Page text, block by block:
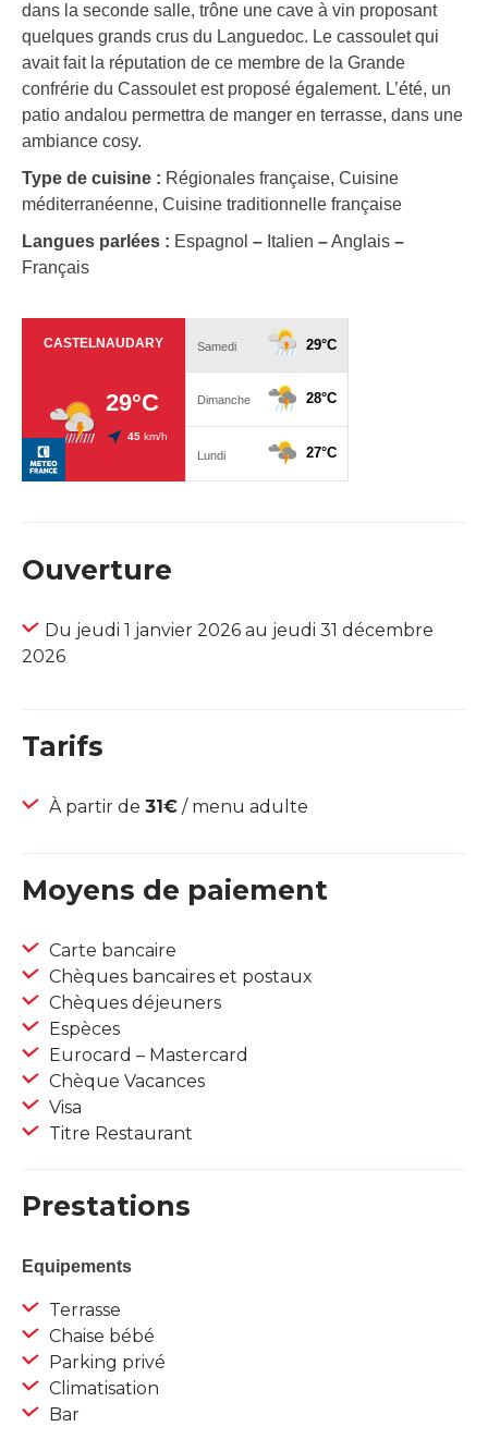
dans la seconde salle, trône une cave à vin proposant
quelques grands crus du Languedoc. Le cassoulet qui
avait fait la réputation de ce membre de la Grande
confrérie du Cassoulet est proposé également. L’été, un
patio andalou permettra de manger en terrasse, dans une
ambiance cosy.
Type de cuisine : Régionales française, Cuisine
méditerranéenne, Cuisine traditionnelle française
Langues parlées : Espagnol – Italien –Anglais –
Français
Ouverture
Du jeudi 1 janvier 2026 au jeudi 31 décembre
2026
Tarifs
À partir de 31€ / menu adulte
Moyens de paiement
Carte bancaire
Chèques bancaires et postaux
Chèques déjeuners
Espèces
Eurocard – Mastercard
Chèque Vacances
Visa
Titre Restaurant
Prestations
Equipements
Terrasse
Chaise bébé
Parking privé
Climatisation
Bar